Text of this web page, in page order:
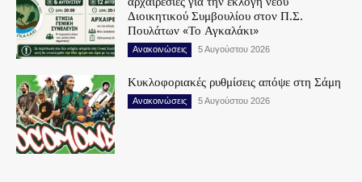
Διοικητικού Συμβουλίου στον Π.Σ.
Πουλάτων «Το Αγκαλάκι»
Ανακοινώσεις 5 Αυγούστου 2026
Κυκλοφοριακές ρυθμίσεις απόψε στη Σάμη
Ανακοινώσεις 5 Αυγούστου 2026